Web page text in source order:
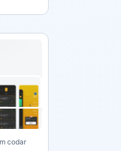
codar